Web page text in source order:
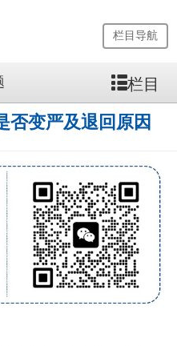
栏目导航
栏目
否变严及退回原因